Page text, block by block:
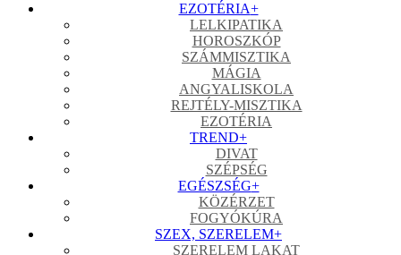
EZOTÉRIA+
LELKIPATIKA
HOROSZKÓP
SZÁMMISZTIKA
MÁGIA
ANGYALISKOLA
REJTÉLY-MISZTIKA
EZOTÉRIA
TREND+
DIVAT
SZÉPSÉG
EGÉSZSÉG+
KÖZÉRZET
FOGYÓKÚRA
SZEX, SZERELEM+
SZERELEM LAKAT